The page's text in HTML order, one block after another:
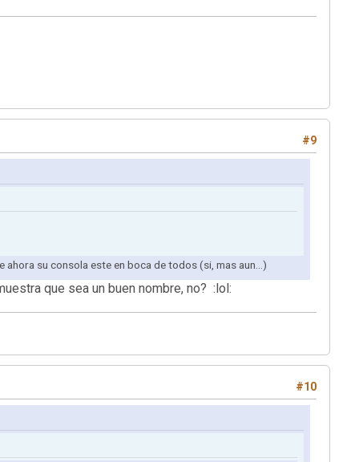
#9
su consola este en boca de todos (si, mas aun...)
que sea un buen nombre, no? :lol:
#10